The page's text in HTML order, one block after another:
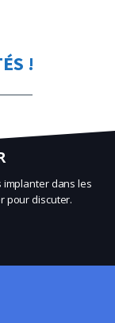
!
dans les
pour discuter.